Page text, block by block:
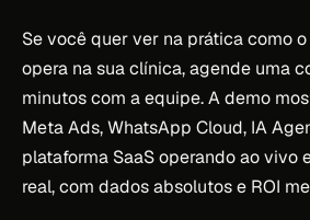
Se você quer ver na prática como
opera na sua clínica, agende uma
minutos com a equipe. A demo
Meta Ads, WhatsApp Cloud, IA
plataforma SaaS operando ao vivo
real, com dados absolutos e ROI